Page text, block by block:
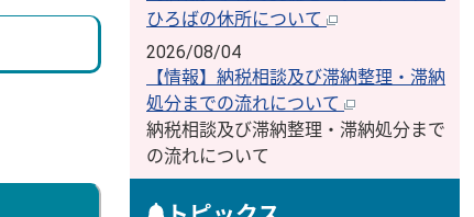
ひろばの休所について
2026/08/04
【情報】納税相談及び滞納整理・滞納
処分までの流れについて
納税相談及び滞納整理・滞納処分まで
の流れについて